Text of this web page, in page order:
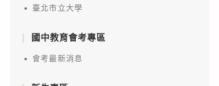
臺北市立大學
國中教育會考專區
會考最新消息